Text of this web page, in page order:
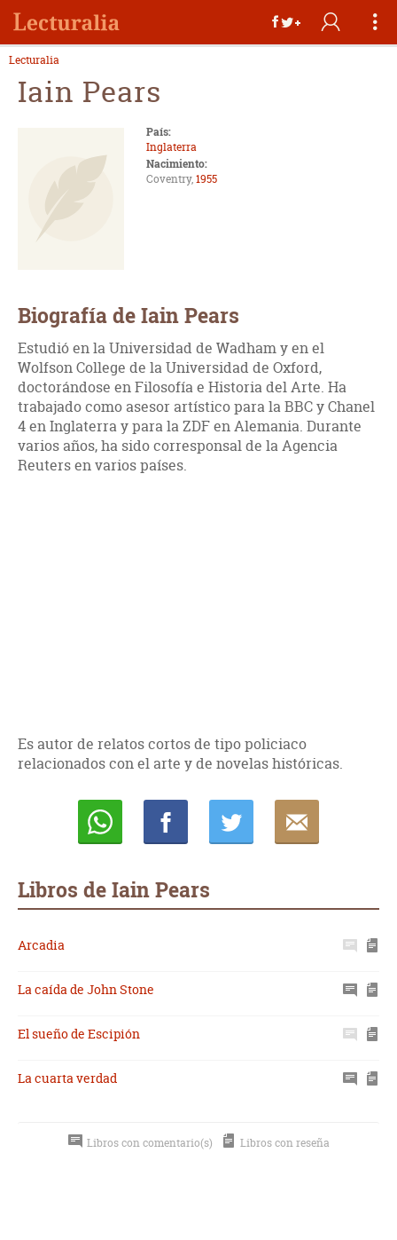
Lecturalia
Iain Pears
País:
Inglaterra
Nacimiento:
Coventry,1955
Biografía de Iain Pears
Estudió en la Universidad de Wadham y en el
Wolfson College de la Universidad de Oxford,
doctorándose en Filosofía e Historia del Arte. Ha
trabajado como asesor artístico para la BBC y Chanel
4 en Inglaterra y para la ZDF en Alemania. Durante
varios años, ha sido corresponsal de la Agencia
Reuters en varios países.
Es autor de relatos cortos de tipo policiaco
relacionados con el arte y de novelas históricas.
Libros de Iain Pears
Arcadia
La caída de John Stone
El sueño de Escipión
La cuarta verdad
Libros con comentario(s) Libros con reseña